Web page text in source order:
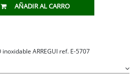
AÑADIR AL CARRO
ARREGUI ref. E-5707